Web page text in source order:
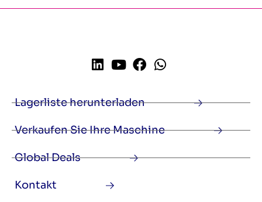
Lagerliste herunterladen
Verkaufen Sie Ihre Maschine
Global Deals
Kontakt